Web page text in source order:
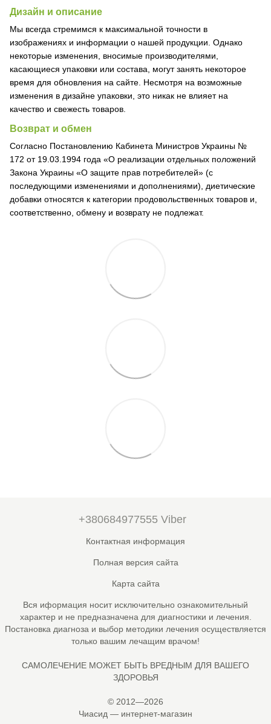
Дизайн и описание
Мы всегда стремимся к максимальной точности в
изображениях и информации о нашей продукции. Однако
некоторые изменения, вносимые производителями,
касающиеся упаковки или состава, могут занять некоторое
время для обновления на сайте. Несмотря на возможные
изменения в дизайне упаковки, это никак не влияет на
качество и свежесть товаров.
Возврат и обмен
Согласно Постановлению Кабинета Министров Украины №
172 от 19.03.1994 года «О реализации отдельных положений
Закона Украины «О защите прав потребителей» (с
последующими изменениями и дополнениями), диетические
добавки относятся к категории продовольственных товаров и,
соответственно, обмену и возврату не подлежат.
+380684977555 Viber
Контактная информация
Полная версия сайта
Карта сайта
Вся иформация носит исключительно ознакомительный
характер и не предназначена для диагностики и лечения.
Постановка диагноза и выбор методики лечения осуществляется
только вашим лечащим врачом!
САМОЛЕЧЕНИЕ МОЖЕТ БЫТЬ ВРЕДНЫМ ДЛЯ ВАШЕГО
ЗДОРОВЬЯ
© 2012—2026
Чиасид — интернет-магазин